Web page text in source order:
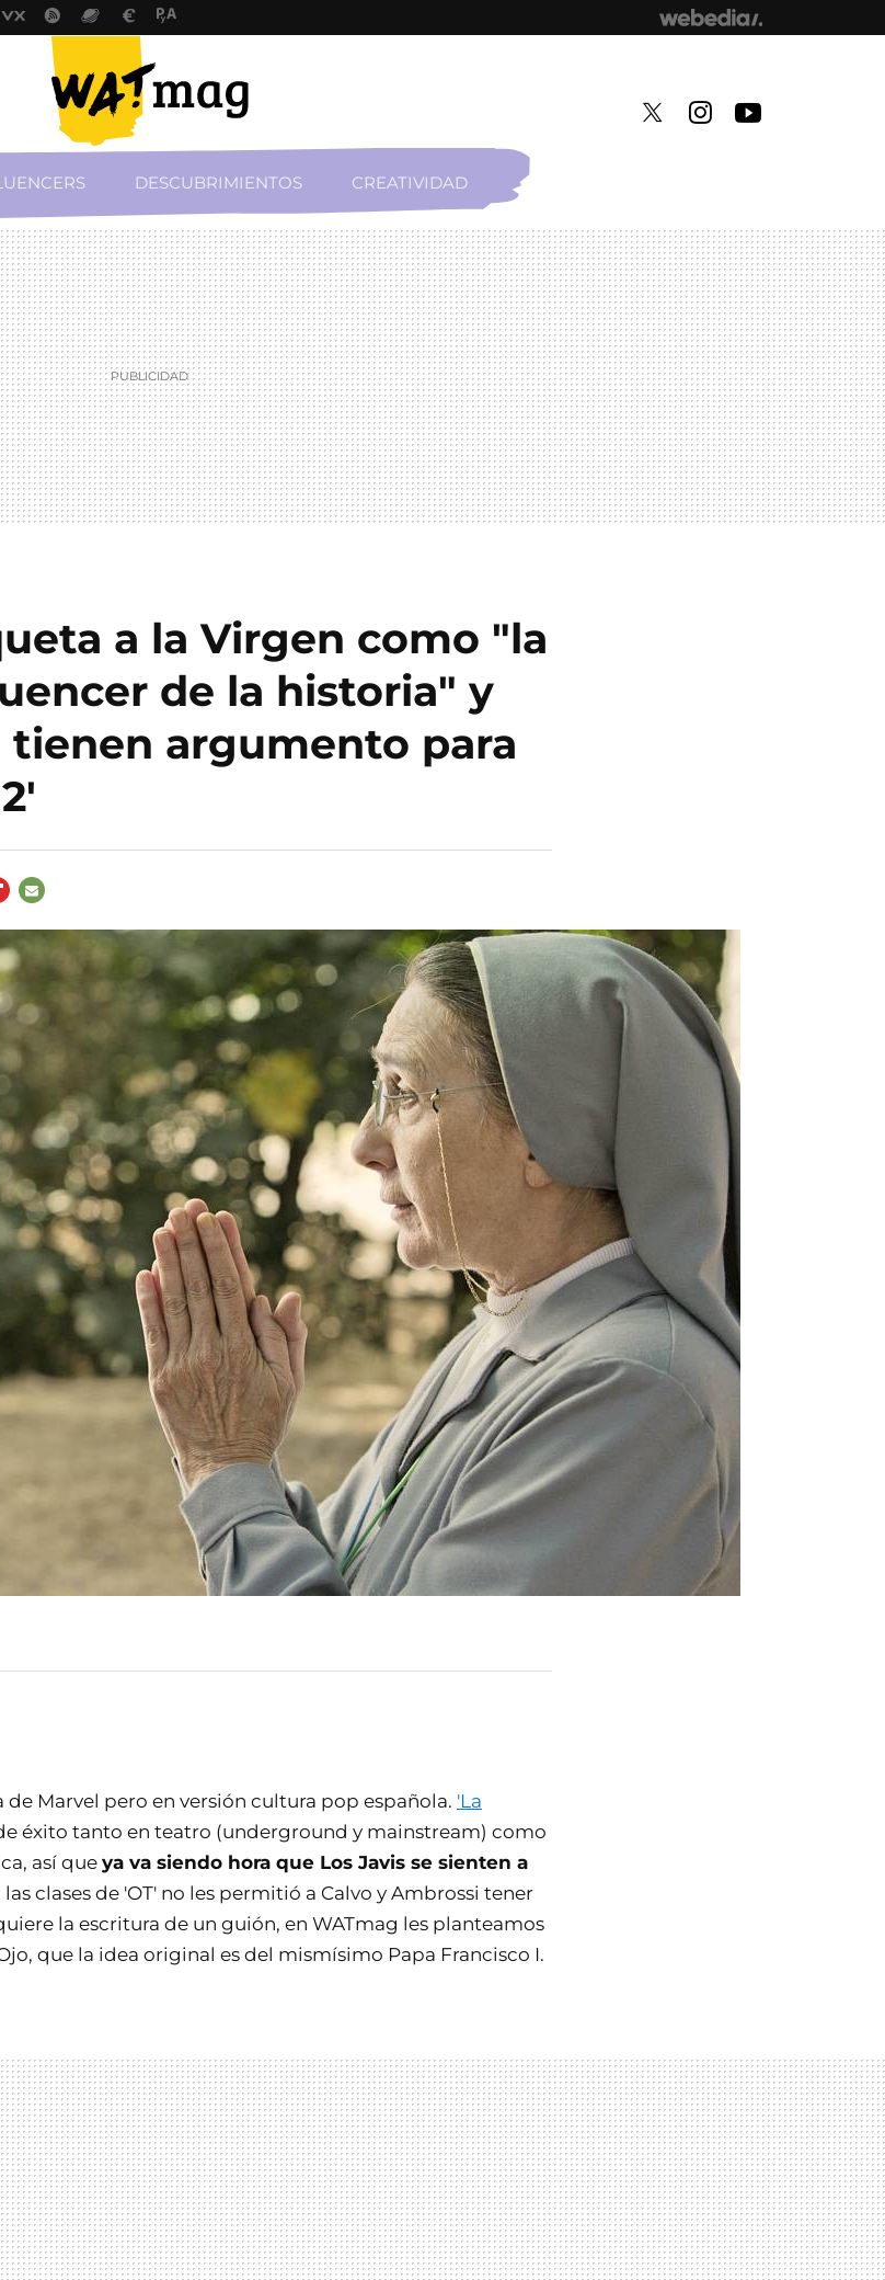
DESCUBRIMIENTOS CREATIVIDAD
a la Virgen como "la
de la historia" y
tienen argumento para
de Marvel pero en versión cultura pop española. 'La
éxito tanto en teatro (underground y mainstream) como
así que ya va siendo hora que Los Javis se sienten a
las clases de 'OT' no les permitió a Calvo y Ambrossi tener
la escritura de un guión, en WATmag les planteamos
que la idea original es del mismísimo Papa Francisco I.